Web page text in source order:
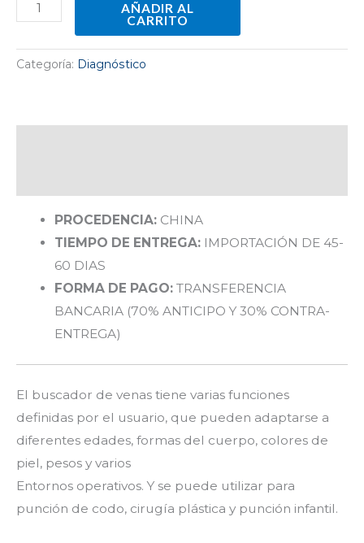
AÑADIR AL
CARRITO
Categoría: Diagnóstico
PROCEDENCIA:CHINA
TIEMPO DE ENTREGA:IMPORTACIÓN DE 45-
60 DIAS
FORMA DE PAGO:TRANSFERENCIA
BANCARIA (70% ANTICIPO Y 30% CONTRA-
ENTREGA)
El buscador de venas tiene varias funciones
definidas por el usuario, que pueden adaptarse a
diferentes edades, formas del cuerpo, colores de
piel, pesos y varios
Entornos operativos. Y se puede utilizar para
punción de codo, cirugía plástica y punción infantil.